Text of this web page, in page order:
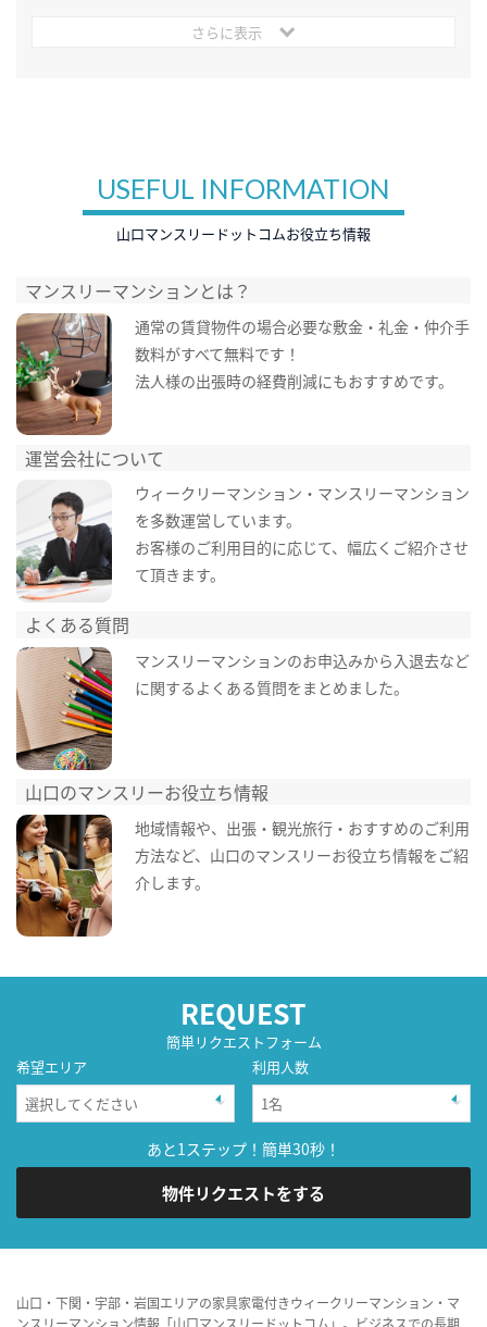
さらに表示
USEFUL INFORMATION
山口マンスリードットコムお役立ち情報
マンスリーマンションとは？
通常の賃貸物件の場合必要な敷金・礼金・仲介手
数料がすべて無料です！
法人様の出張時の経費削減にもおすすめです。
運営会社について
ウィークリーマンション・マンスリーマンション
を多数運営しています。
お客様のご利用目的に応じて、幅広くご紹介させ
て頂きます。
よくある質問
マンスリーマンションのお申込みから入退去など
に関するよくある質問をまとめました。
山口のマンスリーお役立ち情報
地域情報や、出張・観光旅行・おすすめのご利用
方法など、山口のマンスリーお役立ち情報をご紹
介します。
REQUEST
簡単リクエストフォーム
希望エリア
利用人数
あと1ステップ！簡単30秒！
物件リクエストをする
山口・下関・宇部・岩国エリアの家具家電付きウィークリーマンション・マ
ンスリーマンション情報「山口マンスリードットコム」。ビジネスでの長期